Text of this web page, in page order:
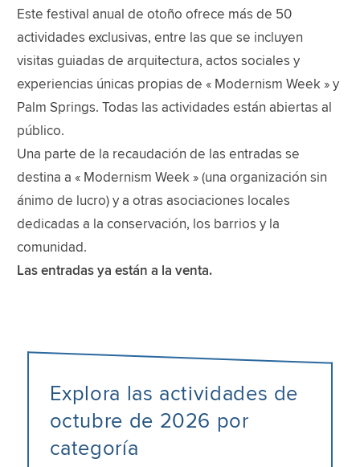
Este festival anual de otoño ofrece más de 50
actividades exclusivas, entre las que se incluyen
visitas guiadas de arquitectura, actos sociales y
experiencias únicas propias de « Modernism Week » y
Palm Springs. Todas las actividades están abiertas al
público.
Una parte de la recaudación de las entradas se
destina a « Modernism Week » (una organización sin
ánimo de lucro) y a otras asociaciones locales
dedicadas a la conservación, los barrios y la
comunidad.
Las entradas ya están a la venta.
Explora las actividades de
octubre de 2026 por
categoría